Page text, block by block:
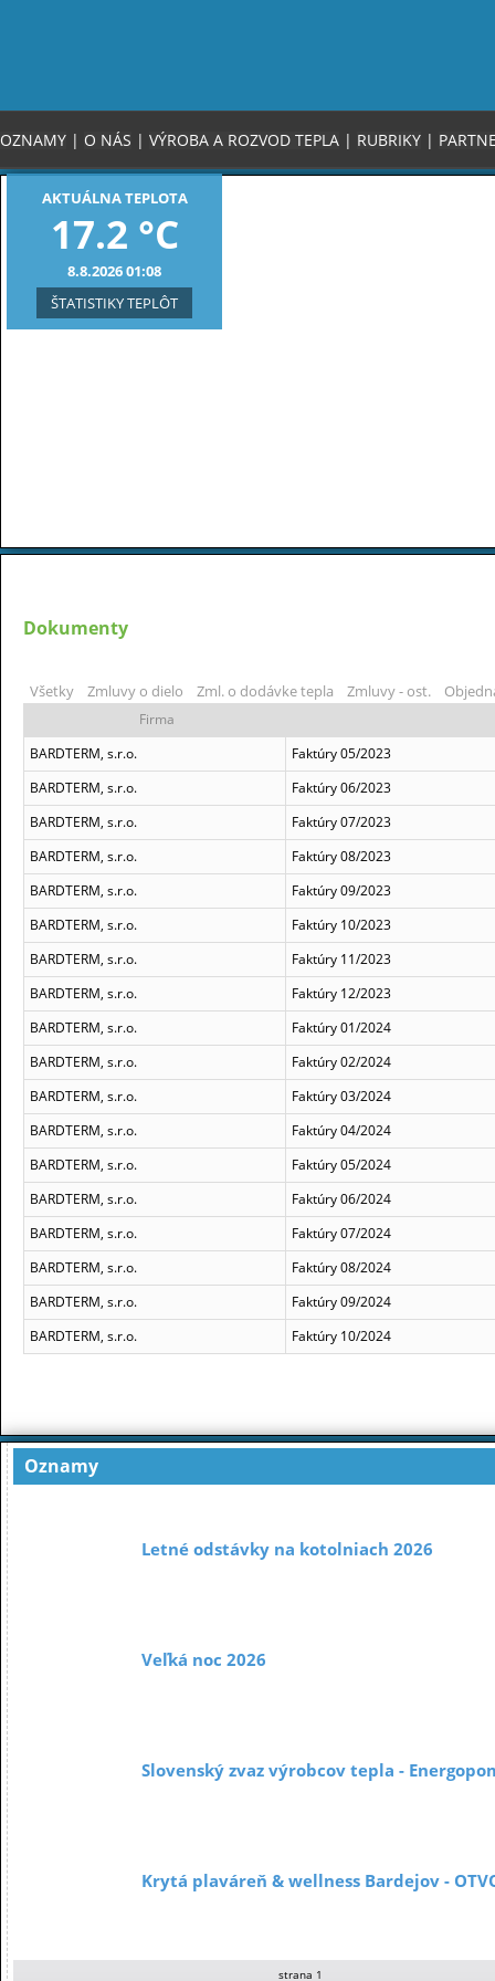
OZNAMY | O NÁS | VÝROBA A ROZVOD TEPLA | RUBRIKY |
AKTUÁLNA TEPLOTA
17.2 °C
8.8.2026 01:08
ŠTATISTIKY TEPLÔT
Dokumenty
Všetky Zmluvy o dielo Zml. o dodávke tepla Zmluvy - ost.
Firma
BARDTERM, s.r.o.
Faktúry 05/2023
BARDTERM, s.r.o.
Faktúry 06/2023
BARDTERM, s.r.o.
Faktúry 07/2023
BARDTERM, s.r.o.
Faktúry 08/2023
BARDTERM, s.r.o.
Faktúry 09/2023
BARDTERM, s.r.o.
Faktúry 10/2023
BARDTERM, s.r.o.
Faktúry 11/2023
BARDTERM, s.r.o.
Faktúry 12/2023
BARDTERM, s.r.o.
Faktúry 01/2024
BARDTERM, s.r.o.
Faktúry 02/2024
BARDTERM, s.r.o.
Faktúry 03/2024
BARDTERM, s.r.o.
Faktúry 04/2024
BARDTERM, s.r.o.
Faktúry 05/2024
BARDTERM, s.r.o.
Faktúry 06/2024
BARDTERM, s.r.o.
Faktúry 07/2024
BARDTERM, s.r.o.
Faktúry 08/2024
BARDTERM, s.r.o.
Faktúry 09/2024
BARDTERM, s.r.o.
Faktúry 10/2024
Oznamy
Letné odstávky na kotolniach 2026
Veľká noc 2026
Slovenský zvaz výrobcov tepla -
Krytá plaváreň & wellness Bardejov -
strana 1